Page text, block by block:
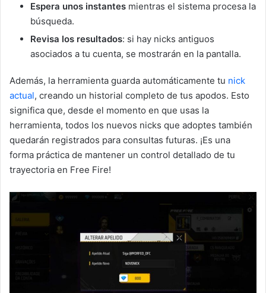
Espera unos instantes mientras el sistema procesa la
búsqueda.
Revisa los resultados: si hay nicks antiguos
asociados a tu cuenta, se mostrarán en la pantalla.
Además, la herramienta guarda automáticamente tu nick
actual, creando un historial completo de tus apodos. Esto
significa que, desde el momento en que usas la
herramienta, todos los nuevos nicks que adoptes también
quedarán registrados para consultas futuras. ¡Es una
forma práctica de mantener un control detallado de tu
trayectoria en Free Fire!